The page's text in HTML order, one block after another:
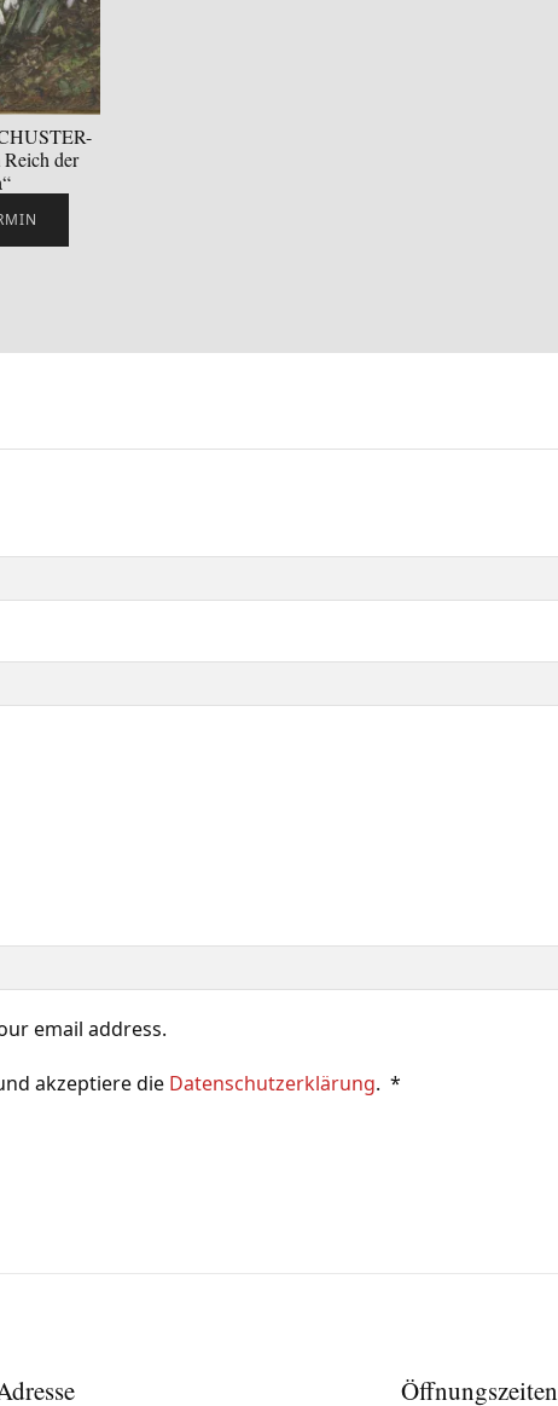
der
email address.
akzeptiere die Datenschutzerklärung. *
Öffnungszeiten